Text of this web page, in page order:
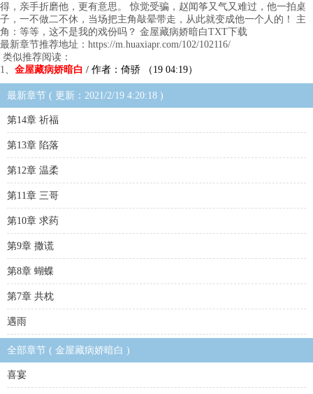
得，亲手折磨他，更有意思。 惊觉受骗，赵闻筝又气又难过，他一拍桌
子，一不做二不休，当场把主角敲晕带走，从此就变成他一个人的！ 主
角：等等，这不是我的戏份吗？ 金屋藏病娇暗白TXT下载
最新章节推荐地址：https://m.huaxiapr.com/102/102116/
类似推荐阅读：
1、 金屋藏病娇暗白 / 作者：倚骄 （19 04:19）
最新章节 ( 更新：2021/2/19 4:20:18 )
第14章 祈福
第13章 陷落
第12章 温柔
第11章 三哥
第10章 求药
第9章 撒谎
第8章 蝴蝶
第7章 共枕
遇雨
全部章节 ( 金屋藏病娇暗白 )
喜宴